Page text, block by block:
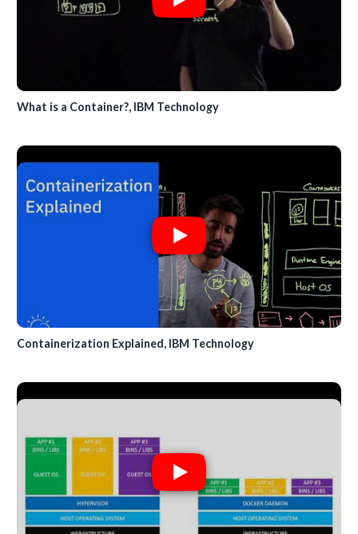
What is a Container?, IBM Technology
Containerization Explained, IBM Technology